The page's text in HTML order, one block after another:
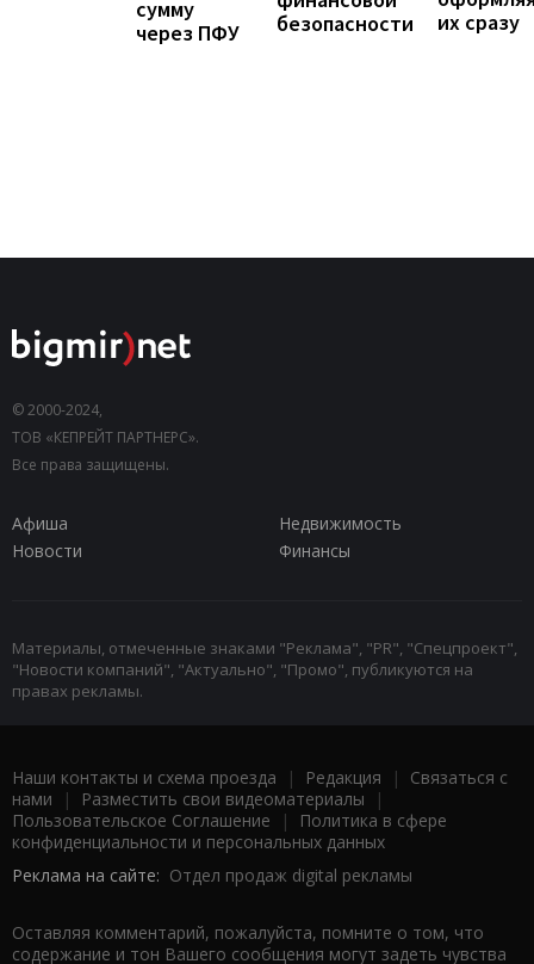
сумму
через ПФУ
безопасности
их сразу
© 2000-2024,
ТОВ «КЕПРЕЙТ ПАРТНЕРС».
Все права защищены.
Афиша
Недвижимость
Новости
Финансы
Материалы, отмеченные знаками "Реклама", "PR", "Спецпроект",
"Новости компаний", "Актуально", "Промо", публикуются на
правах рекламы.
Наши контакты и схема проезда | Редакция | Связаться с
нами | Разместить свои видеоматериалы |
Пользовательское Соглашение |
Политика в сфере
конфиденциальности и персональных данных
Реклама на сайте: Отдел продаж digital рекламы
Оставляя комментарий, пожалуйста, помните о том, что
содержание и тон Вашего сообщения могут задеть чувства